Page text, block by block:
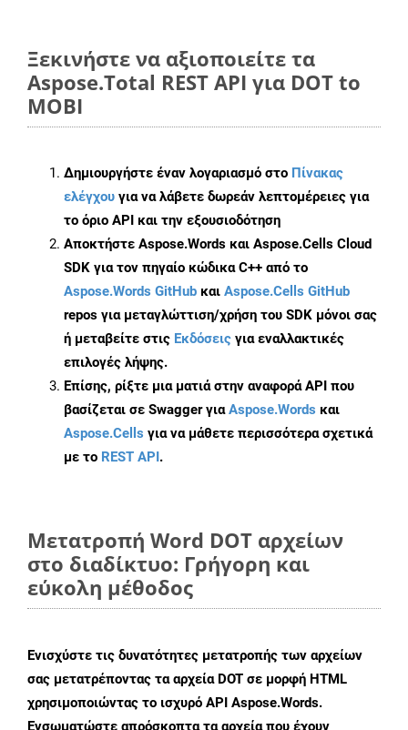
Ξεκινήστε να αξιοποιείτε τα
Aspose.Total REST API για DOT to
MOBI
Δημιουργήστε έναν λογαριασμό στο Πίνακας
ελέγχου για να λάβετε δωρεάν λεπτομέρειες για
το όριο API και την εξουσιοδότηση
Αποκτήστε Aspose.Words και Aspose.Cells Cloud
SDK για τον πηγαίο κώδικα C++ από το
Aspose.Words GitHub και Aspose.Cells GitHub
repos για μεταγλώττιση/χρήση του SDK μόνοι σας
ή μεταβείτε στις Εκδόσεις για εναλλακτικές
επιλογές λήψης.
Επίσης, ρίξτε μια ματιά στην αναφορά API που
βασίζεται σε Swagger γιαAspose.Words και
Aspose.Cells για να μάθετε περισσότερα σχετικά
με το REST API.
Μετατροπή Word DOT αρχείων
στο διαδίκτυο: Γρήγορη και
εύκολη μέθοδος
Ενισχύστε τις δυνατότητες μετατροπής των αρχείων
σας μετατρέποντας τα αρχεία DOT σε μορφή HTML
χρησιμοποιώντας το ισχυρό API Aspose.Words.
Ενσωματώστε απρόσκοπτα τα αρχεία που έχουν